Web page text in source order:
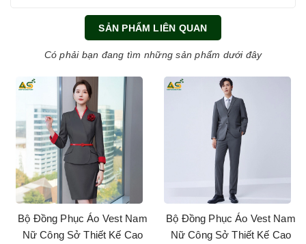
SẢN PHẨM LIÊN QUAN
Có phải bạn đang tìm những sản phẩm dưới đây
Bộ Đồng Phục Áo Vest Nam
Nữ Công Sở Thiết Kế Cao
Bộ Đồng Phục Áo Vest Nam
Nữ Công Sở Thiết Kế Cao